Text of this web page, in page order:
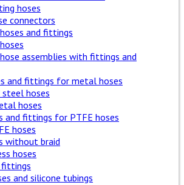
hoses
connectors
and fittings
assemblies with fittings and
and fittings for metal hoses
hoses
hoses
and fittings for PTFE hoses
hoses
without braid
hoses
fittings
and silicone tubings